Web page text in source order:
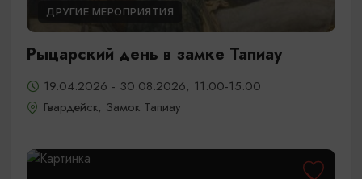
ДРУГИЕ МЕРОПРИЯТИЯ
Рыцарский день в замке Тапиау
19.04.2026 - 30.08.2026, 11:00-15:00
Гвардейск, Замок Тапиау